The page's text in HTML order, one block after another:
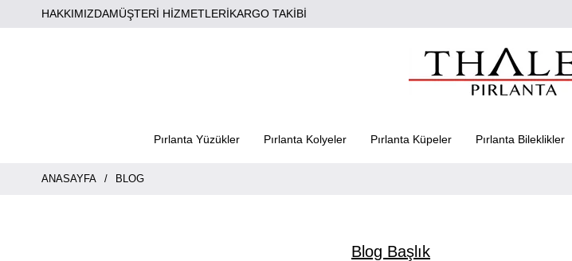
HAKKIMIZDAMÜŞTERİ HİZMETLERİKARGO TAKİBİ
Pırlanta Yüzükler Pırlanta Kolyeler Pırlanta Küpeler Pırlanta Bileklikler
ANASAYFA BLOG
Blog Başlık